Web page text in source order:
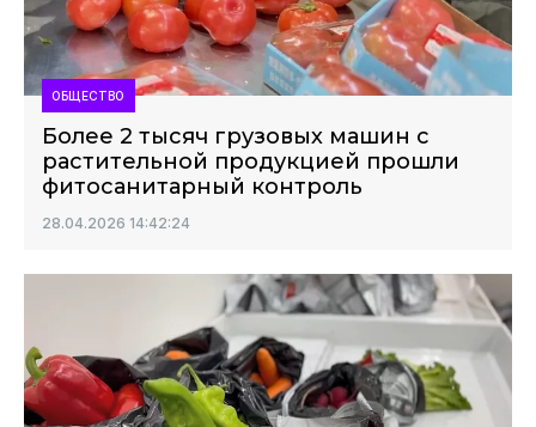
ОБЩЕСТВО
Более 2 тысяч грузовых машин с
растительной продукцией прошли
фитосанитарный контроль
28.04.2026 14:42:24